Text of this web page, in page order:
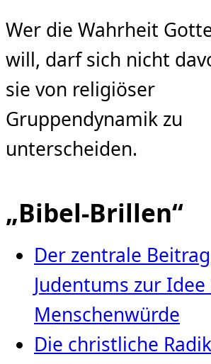
Wer die Wahrheit
will, darf sich nicht
sie von religiöser
Gruppendynamik zu
unterscheiden.
„Bibel-Brillen“
Der zentrale
Judentums zur
Menschenwürde
Die christliche